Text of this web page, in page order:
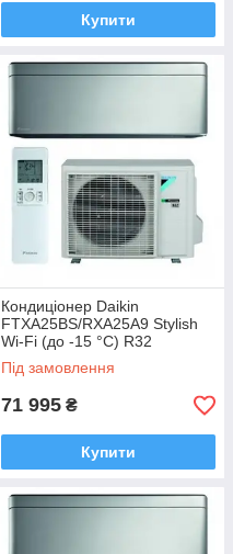
Купити
Кондиціонер Daikin
FTXA25BS/RXA25A9 Stylish
Wi-Fi (до -15 °C) R32
Під замовлення
71 995 ₴
Купити